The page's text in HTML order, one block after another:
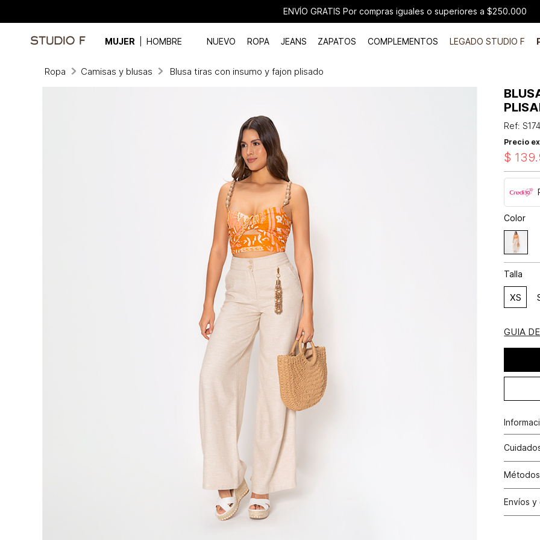
ENVÍO GRATIS Por compras iguales o superiores a $250.000
MUJER HOMBRE NUEVO ROPA JEANS ZAPATOS COMPLEMENTOS LEGADO STUDIO F
Ropa Camisas y blusas Blusa tiras con insumo y fajon plisado
Ref:
Precio
$ 139.
Color
Talla
XS
GUIA
Lino
Lavar a
Tarjetas
Envíos